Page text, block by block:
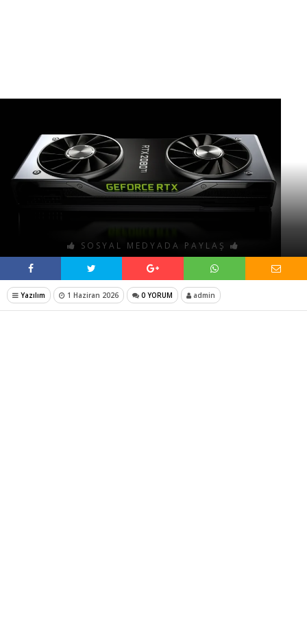
SOSYAL MEDYADA PAYLAŞ
Yazılım 1 Haziran 2026 0 YORUM admin